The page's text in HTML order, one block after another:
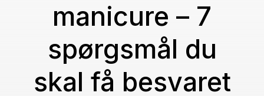
manicure – 7
spørgsmål du
skal få besvaret